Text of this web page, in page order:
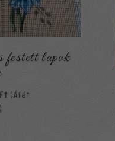
festett lapok
FtCurrent
(Áfát